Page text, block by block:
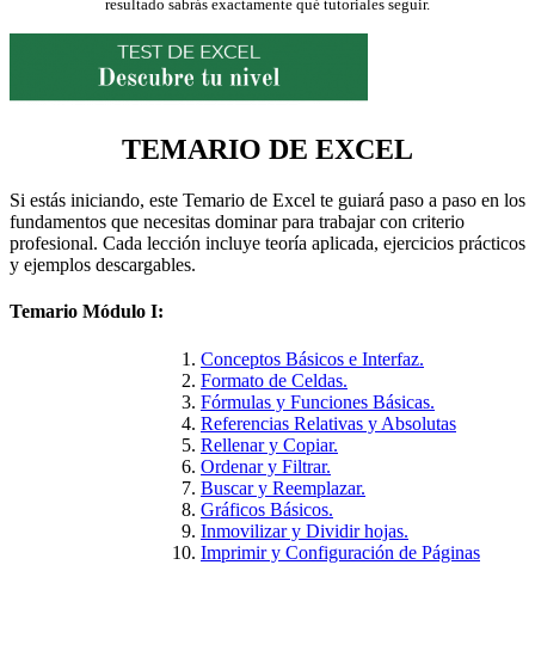
resultado sabrás exactamente qué tutoriales seguir.
TEMARIO DE EXCEL
Si estás iniciando, este Temario de Excel te guiará paso a paso en los
fundamentos que necesitas dominar para trabajar con criterio
profesional. Cada lección incluye teoría aplicada, ejercicios prácticos
y ejemplos descargables.
Temario Módulo I:
Conceptos Básicos e Interfaz.
Formato de Celdas.
Fórmulas y Funciones Básicas.
Referencias Relativas y Absolutas
Rellenar y Copiar.
Ordenar y Filtrar.
Buscar y Reemplazar.
Gráficos Básicos.
Inmovilizar y Dividir hojas.
Imprimir y Configuración de Páginas